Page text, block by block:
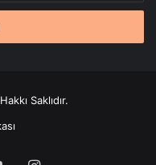
Saklıdır.